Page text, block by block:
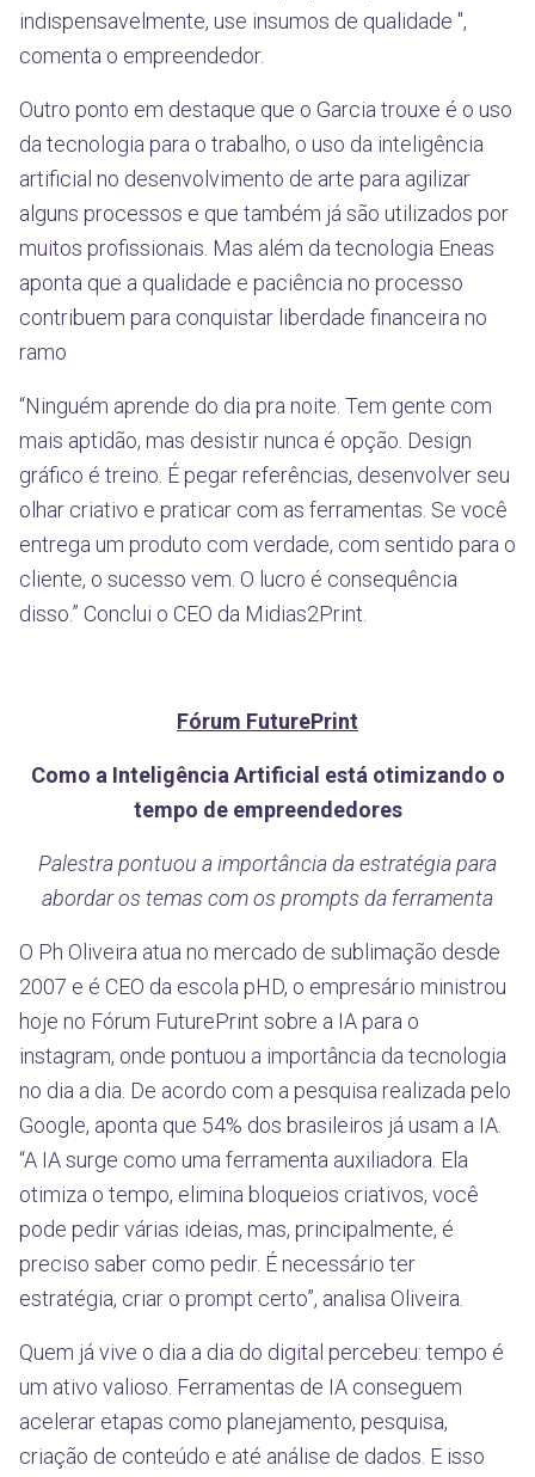
indispensavelmente, use insumos de qualidade ",
comenta o empreendedor.
Outro ponto em destaque que o Garcia trouxe é o uso
da tecnologia para o trabalho, o uso da inteligência
artificial no desenvolvimento de arte para agilizar
alguns processos e que também já são utilizados por
muitos profissionais. Mas além da tecnologia Eneas
aponta que a qualidade e paciência no processo
contribuem para conquistar liberdade financeira no
ramo
“Ninguém aprende do dia pra noite. Tem gente com
mais aptidão, mas desistir nunca é opção. Design
gráfico é treino. É pegar referências, desenvolver seu
olhar criativo e praticar com as ferramentas. Se você
entrega um produto com verdade, com sentido para o
cliente, o sucesso vem. O lucro é consequência
disso.” Conclui o CEO da Midias2Print.
Fórum FuturePrint
Como a Inteligência Artificial está otimizando o
tempo de empreendedores
Palestra pontuou a importância da estratégia para
abordar os temas com os prompts da ferramenta
O Ph Oliveira atua no mercado de sublimação desde
2007 e é CEO da escola pHD, o empresário ministrou
hoje no Fórum FuturePrint sobre a IA para o
instagram, onde pontuou a importância da tecnologia
no dia a dia. De acordo com a pesquisa realizada pelo
Google, aponta que 54% dos brasileiros já usam a IA.
“A IA surge como uma ferramenta auxiliadora. Ela
otimiza o tempo, elimina bloqueios criativos, você
pode pedir várias ideias, mas, principalmente, é
preciso saber como pedir. É necessário ter
estratégia, criar o prompt certo”, analisa Oliveira.
Quem já vive o dia a dia do digital percebeu: tempo é
um ativo valioso. Ferramentas de IA conseguem
acelerar etapas como planejamento, pesquisa,
criação de conteúdo e até análise de dados. E isso